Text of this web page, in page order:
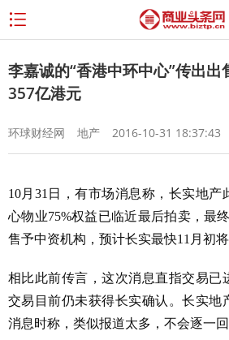
李嘉诚的“香港中环中心”传出
357亿港元
环球财经网 地产 2016-10-31 18:37:43
10月31日，有市场消息称，长实地产
心物业75%权益已临近最后拍卖，最
售予中资机构，预计长实最快11月初将
相比此前传言，这次消息直指交易已
交易目前仍未获得长实确认。长实地
消息时称，类似报道太多，不会逐一回